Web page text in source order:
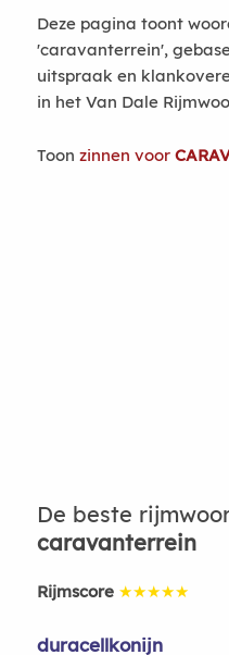
Deze pagina toont
'caravanterrein',
uitspraak en
in het Van Dale
Toon zinnen voor
De beste
caravanterrein
Rijmscore ★★★★★
duracellkonijn